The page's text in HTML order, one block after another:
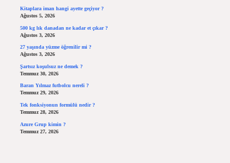
Kitaplara iman hangi ayette geçiyor ?
Ağustos 5, 2026
500 kg lık danadan ne kadar et çıkar ?
Ağustos 3, 2026
27 yaşında yüzme öğrenilir mi ?
Ağustos 3, 2026
Şartsız koşulsuz ne demek ?
Temmuz 30, 2026
Baran Yılmaz futbolcu nereli ?
Temmuz 29, 2026
Tek fonksiyonun formülü nedir ?
Temmuz 28, 2026
Azure Grup kimin ?
Temmuz 27, 2026